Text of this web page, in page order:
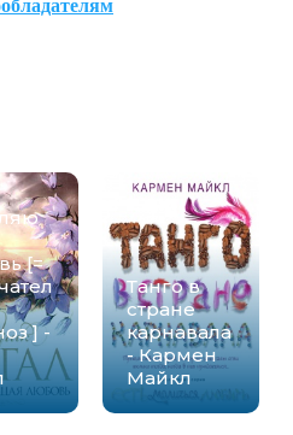
[=
] -
Танго в
стране
карнавала
- Кармен
Майкл